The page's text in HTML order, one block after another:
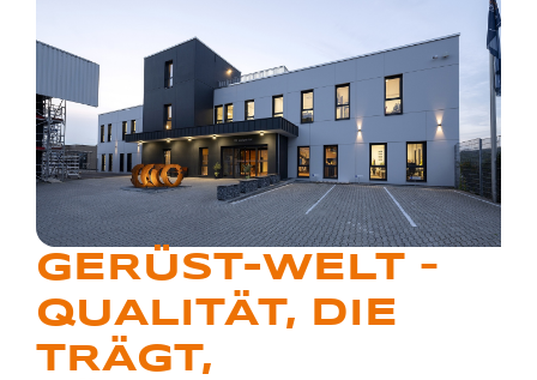
GERÜST-WELT –
QUALITÄT, DIE
TRÄGT,